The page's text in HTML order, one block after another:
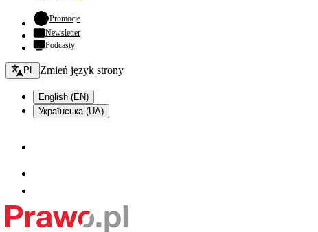
Promocje- otwiera się w nowej karcie
Newsletter
Podcasty
Zmień język - bieżący:
PL Zmień język strony
English (EN)
Українська (UA)